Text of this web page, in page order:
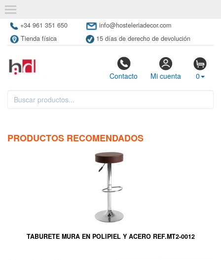
+34 961 351 650
info@hosteleriadecor.com
Tienda física
15 días de derecho de devolución
Contacto Mi cuenta 0
PRODUCTOS RECOMENDADOS
TABURETE MURA EN POLIPIEL Y ACERO REF.MT2-0012